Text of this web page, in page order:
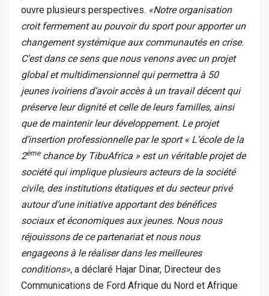
ouvre plusieurs perspectives. «Notre organisation
croit fermement au pouvoir du sport pour apporter un
changement systémique aux communautés en crise.
C’est dans ce sens que nous venons avec un projet
global et multidimensionnel qui permettra à 50
jeunes ivoiriens d’avoir accès à un travail décent qui
préserve leur dignité et celle de leurs familles, ainsi
que de maintenir leur développement. Le projet
d’insertion professionnelle par le sport « L’école de la
2èmechance by TibuAfrica » est un véritable projet de
société qui implique plusieurs acteurs de la société
civile, des institutions étatiques et du secteur privé
autour d’une initiative apportant des bénéfices
sociaux et économiques aux jeunes. Nous nous
réjouissons de ce partenariat et nous nous
engageons à le réaliser dans les meilleures
conditions», a déclaré Hajar Dinar, Directeur des
Communications de Ford Afrique du Nord et Afrique